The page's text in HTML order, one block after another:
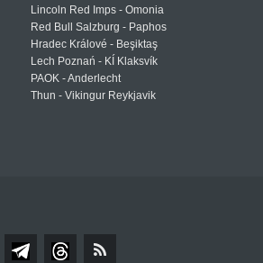
Lincoln Red Imps - Omonia
Red Bull Salzburg - Paphos
Hradec Králové - Beşiktaş
Lech Poznań - KÍ Klaksvík
PAOK - Anderlecht
Thun - Vikingur Reykjavik